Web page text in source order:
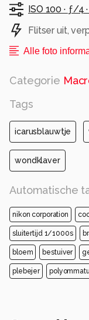
opnieuw in mei
Alle rechten
ISO 100 · ƒ/4
Flitser uit,
Alle foto
Categorie
Tags
icarusblauwtje
wondklaver
Automatische
nikon corporation
sluitertijd 1/1000s
bloem bestuiver
plebejer